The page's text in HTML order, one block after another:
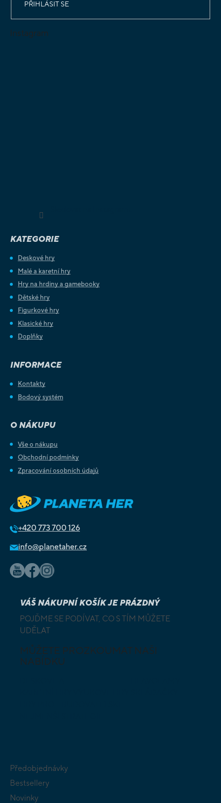
PŘIHLÁSIT SE
Instagram
KATEGORIE
Deskové hry
Malé a karetní hry
Hry na hrdiny a gamebooky
Dětské hry
Figurkové hry
Klasické hry
Doplňky
INFORMACE
Kontakty
Bodový systém
O NÁKUPU
Vše o nákupu
Obchodní podmínky
Zpracování osobních údajů
+420 773 700 126
info@planetaher.cz
VÁŠ NÁKUPNÍ KOŠÍK JE PRÁZDNÝ
POJĎME SE PODÍVAT, CO S TÍM MŮŽETE
UDĚLAT
MŮŽETE PROZKOUMAT NAŠI
NABÍDKU
Předobjednávky
Bestsellery
Novinky